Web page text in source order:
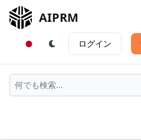
AIPRM
ログイン